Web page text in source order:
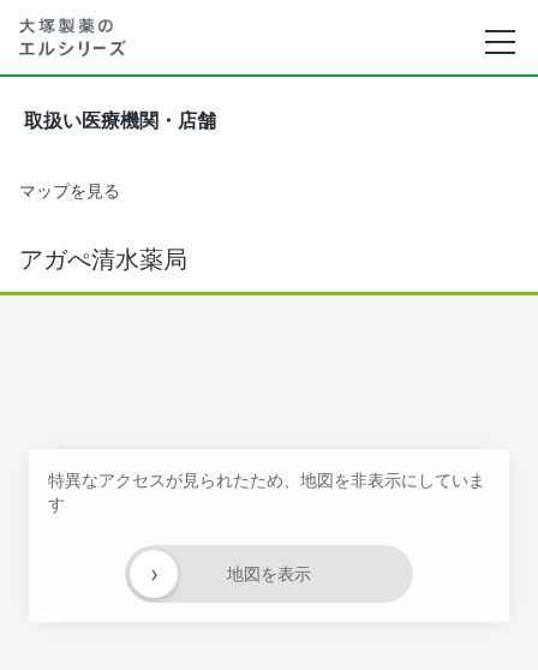
取扱い医療機関・店舗
マップを見る
アガぺ清水薬局
特異なアクセスが見られたため、地図を非表示にしていま
す
地図を表示
›